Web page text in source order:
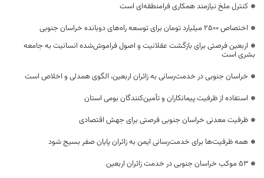
کنترل ملخ نیازمند همکاری فرامنطقه‌ای است
اختصاص 2500 میلیارد تومان برای توسعه راه‌های دوبانده خراسان جنوبی
اربعین فرصتی برای بازگشت عقلانیت و اصول فراموش‌شده انسانیت به جامعه
بشری است
خراسان جنوبی در خدمت‌رسانی به زائران اربعین، الگوی همدلی و اخلاص است
استفاده از ظرفیت پیمانکاران و تأمین‌کنندگان بومی استان
ظرفیت معدنی خراسان جنوبی فرصتی برای جهش اقتصادی
همه ظرفیت‌ها برای خدمت‌رسانی ایمن به زائران پایان صفر بسیج شود
53 موکب خراسان جنوبی در خدمت زائران اربعین